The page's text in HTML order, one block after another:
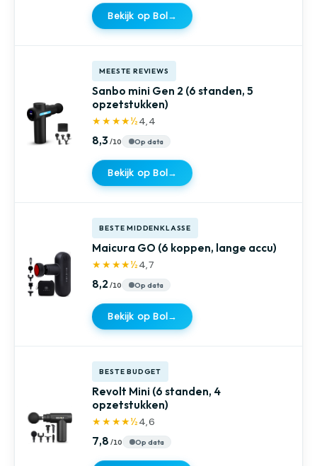
Bekijk op Bol→
MEESTE REVIEWS
Sanbo mini Gen 2 (6 standen, 5
opzetstukken)
★★★★½4,4
8,3 Op data
Bekijk op Bol→
BESTE MIDDENKLASSE
Maicura GO (6 koppen, lange accu)
★★★★½4,7
8,2 Op data
Bekijk op Bol→
BESTE BUDGET
Revolt Mini (6 standen, 4
opzetstukken)
★★★★½4,6
7,8 Op data